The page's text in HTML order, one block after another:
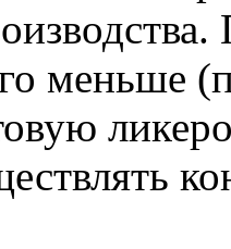
меньше